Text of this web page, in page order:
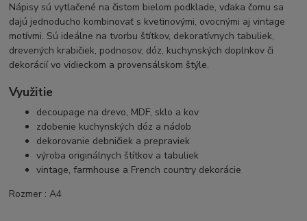
Nápisy sú vytlačené na čistom bielom podklade, vďaka čomu sa
dajú jednoducho kombinovať s kvetinovými, ovocnými aj vintage
motívmi. Sú ideálne na tvorbu štítkov, dekoratívnych tabuliek,
drevených krabičiek, podnosov, dóz, kuchynských doplnkov či
dekorácií vo vidieckom a provensálskom štýle.
Využitie
decoupage na drevo, MDF, sklo a kov
zdobenie kuchynských dóz a nádob
dekorovanie debničiek a prepraviek
výroba originálnych štítkov a tabuliek
vintage, farmhouse a French country dekorácie
Rozmer : A4